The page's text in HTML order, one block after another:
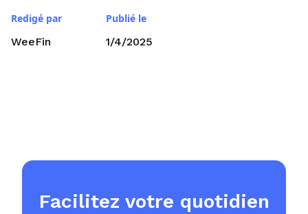
Redigé par
WeeFin
Publié le
1/4/2025
Facilitez votre quotidien